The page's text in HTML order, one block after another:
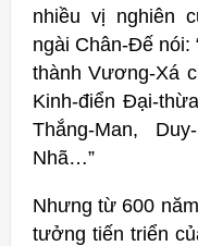
nhiều vị nghiên
ngài Chân-Đế nói:
thành Vương-Xá
Kinh-điển Đại-
Thắng-Man,
Nhã…”
Nhưng từ 600
tưởng tiến triển